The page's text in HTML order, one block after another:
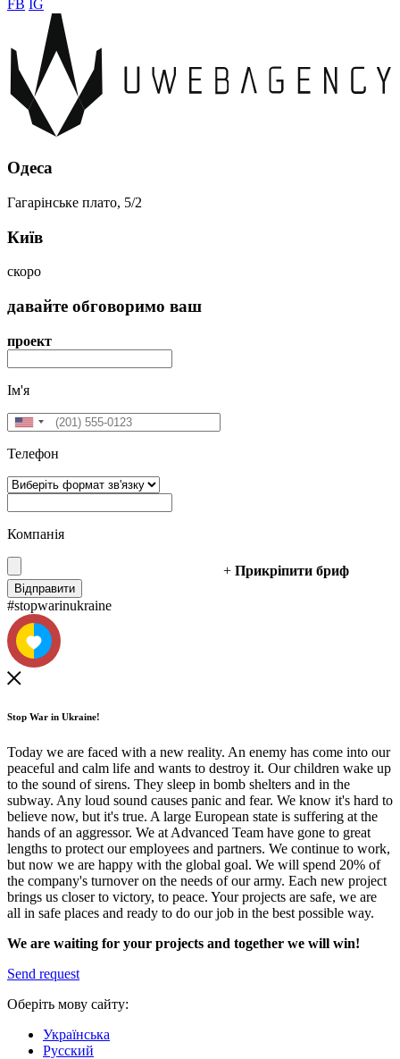
FB IG
Одеса
Гагарінське плато, 5/2
Київ
скоро
давайте обговоримо ваш
проект
Ім'я
Телефон
Компанія
+ Прикріпити бриф
#stopwarinukraine
Stop War in Ukraine!
Today we are faced with a new reality. An enemy has come into our
peaceful and calm life and wants to destroy it. Our children wake up
to the sound of sirens. They sleep in bomb shelters and in the
subway. Any loud sound causes panic and fear. We know it's hard to
believe now, but it's true. A large European state is suffering at the
hands of an aggressor. We at Advanced Team have gone to great
lengths to protect our employees and partners. We continue to work,
but now we are happy with the global goal. We will spend 20% of
the company's turnover on the needs of our army. Each new project
brings us closer to victory, to peace. Your projects are safe, we are
all in safe places and ready to do our job in the best possible way.
We are waiting for your projects and together we will win!
Send request
Оберіть мову сайту:
Українська
Русский